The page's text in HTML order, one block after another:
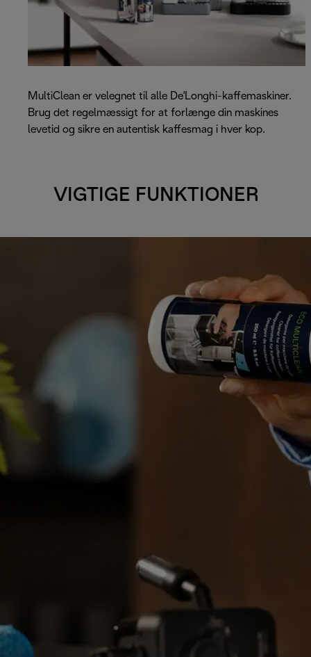
MultiClean er velegnet til alle De'Longhi-kaffemaskiner.
Brug det regelmæssigt for at forlænge din maskines
levetid og sikre en autentisk kaffesmag i hver kop.
VIGTIGE FUNKTIONER